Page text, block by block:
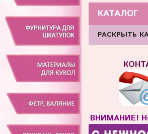
КАТАЛОГ
РАСКРЫТЬ
ВНИМАНИЕ!